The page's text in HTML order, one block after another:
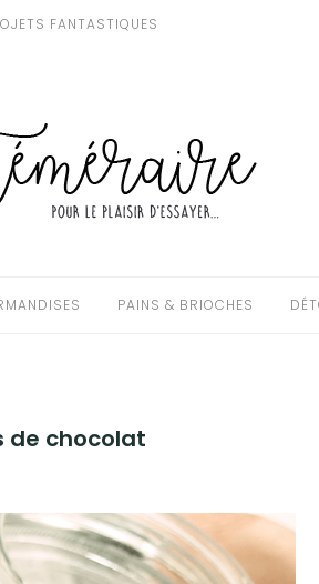
FANTASTIQUES
PAINS & BRIOCHES
de chocolat